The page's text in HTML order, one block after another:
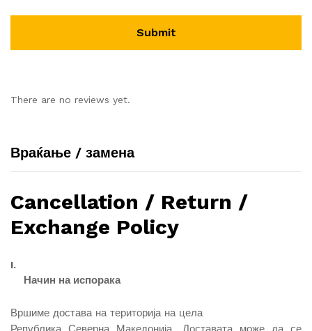
There are no reviews yet.
Враќање / замена
Cancellation / Return /
Exchange Policy
I.
Начин на испорака
Вршиме достава на територија на цела